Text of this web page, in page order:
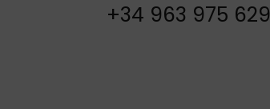
+34 963 975 629